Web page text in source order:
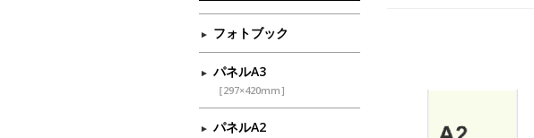
フォトブック
パネルA3
［297×420mm］
パネルA2